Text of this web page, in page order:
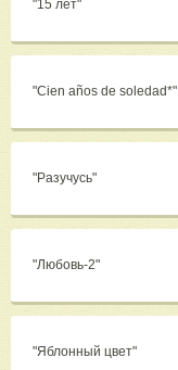
"15 лет"
"Cien años de soledad*"
"Разучусь"
"Любовь-2"
"Яблонный цвет"